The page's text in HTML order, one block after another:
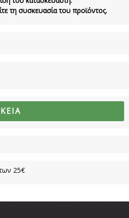
τη συσκευασία του προϊόντος.
25€